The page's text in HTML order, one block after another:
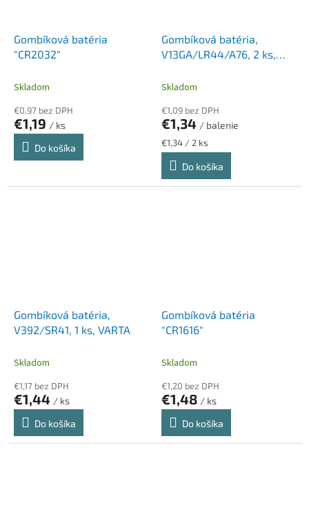
Gombíková batéria
"CR2032"
Skladom
€0,97 bez DPH
€1,19 / ks
Do košíka
Gombíková batéria,
V13GA/LR44/A76, 2 ks,
Skladom
€1,09 bez DPH
€1,34 / balenie
Jednotková
cena:
€1,34 / 2 ks
Do košíka
Gombíková batéria,
V392/SR41, 1 ks, VARTA
Skladom
€1,17 bez DPH
€1,44 / ks
Do košíka
Gombíková batéria
"CR1616"
Skladom
€1,20 bez DPH
€1,48 / ks
Do košíka